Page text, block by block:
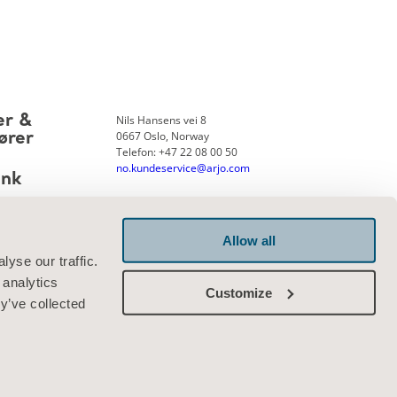
our traffic.
collected
Allow all
Customize
&
Nils Hansens vei 8
0667 Oslo, Norway
Telefon: +47 22 08 00 50
no.kundeservice@arjo.com